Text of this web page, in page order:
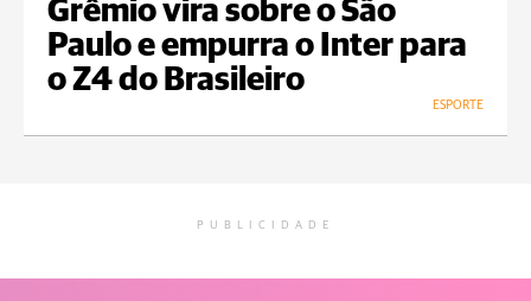
Grêmio vira sobre o São
Paulo e empurra o Inter para
o Z4 do Brasileiro
ESPORTE
PUBLICIDADE